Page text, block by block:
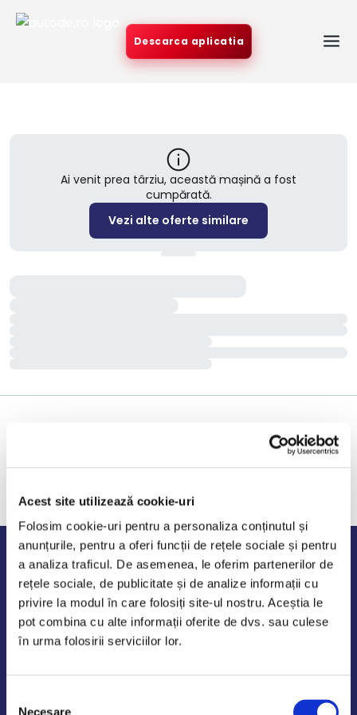
Acest site utilizează cookie-uri
Folosim cookie-uri pentru a personaliza conținutul și
anunțurile, pentru a oferi funcții de rețele sociale și pentru
a analiza traficul. De asemenea, le oferim partenerilor de
rețele sociale, de publicitate și de analize informații cu
privire la modul în care folosiți site-ul nostru. Aceștia le
pot combina cu alte informații oferite de dvs. sau culese
în urma folosirii serviciilor lor.
Necesare
Descarca aplicatia
Ai venit prea târziu, această mașină a fost
cumpărată.
Vezi alte oferte similare
Program de lucru
Luni - Vineri: 09:00-18:00
Sambata - Duminica: 10:00-14:00